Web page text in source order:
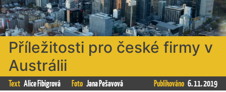
Příležitosti pro české firmy v
Austrálii
Text Alice Fibigrová Foto Jana Pešavová Publikováno 6. 11. 2019